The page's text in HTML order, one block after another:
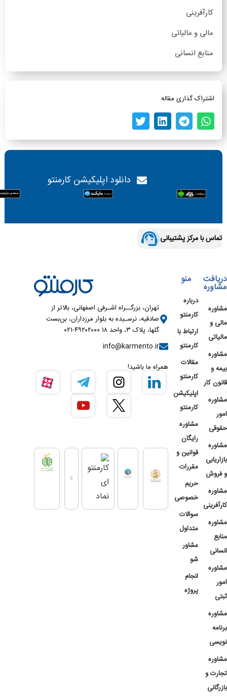
کارآفرینی
مالی و مالیاتی
منابع انسانی
اشتراک گذاری مقاله
دانلود اپلیکیشن کارمنتو
تماس با مرکز پشتیبانی
دریافت
مشاوره
مشاوره
مالی و
مالیاتی
مشاوره
بیمه و
قانون کار
مشاوره
امور
حقوقی
مشاوره
بازاریابی
و فروش
مشاوره
کارآفرینی
مشاوره
منابع
انسانی
مشاوره
امور
ثبتی
مشاوره
برنامه
نویسی
مشاوره
تجارت و
بازرگانی
منو
درباره
کارمنتو
ارتباط با
کارمنتو
مقالات
کارمنتو
اپلیکیشن
کارمنتو
مشاوره
رایگان
قوانین و
مقررات
حریم
خصوصی
سوالات
متداول
مشاور
شو
انجام
پروژه
تهران، بزرگــراه اشـرفی اصفهانی، بالاتر از
صادقیه، نرسـیده به بلوار مرزداران، بن‌بست
گلها، پلاک ۳، واحد ۱۸ ۴۹۲۰۲۰۰۰-۰۲۱
info@karmento.ir
همراه ما باشید!